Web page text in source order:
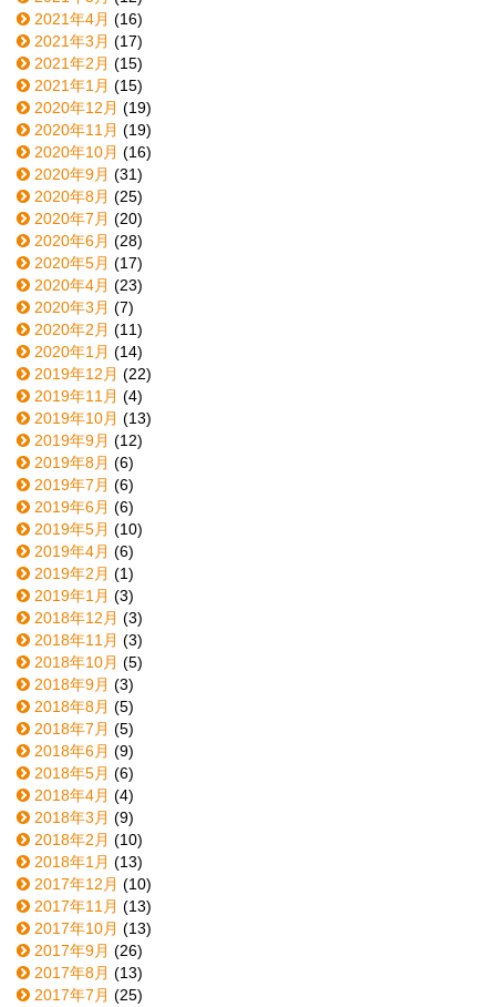
2021年4月 (16)
2021年3月 (17)
2021年2月 (15)
2021年1月 (15)
2020年12月 (19)
2020年11月 (19)
2020年10月 (16)
2020年9月 (31)
2020年8月 (25)
2020年7月 (20)
2020年6月 (28)
2020年5月 (17)
2020年4月 (23)
2020年3月 (7)
2020年2月 (11)
2020年1月 (14)
2019年12月 (22)
2019年11月 (4)
2019年10月 (13)
2019年9月 (12)
2019年8月 (6)
2019年7月 (6)
2019年6月 (6)
2019年5月 (10)
2019年4月 (6)
2019年2月 (1)
2019年1月 (3)
2018年12月 (3)
2018年11月 (3)
2018年10月 (5)
2018年9月 (3)
2018年8月 (5)
2018年7月 (5)
2018年6月 (9)
2018年5月 (6)
2018年4月 (4)
2018年3月 (9)
2018年2月 (10)
2018年1月 (13)
2017年12月 (10)
2017年11月 (13)
2017年10月 (13)
2017年9月 (26)
2017年8月 (13)
2017年7月 (25)